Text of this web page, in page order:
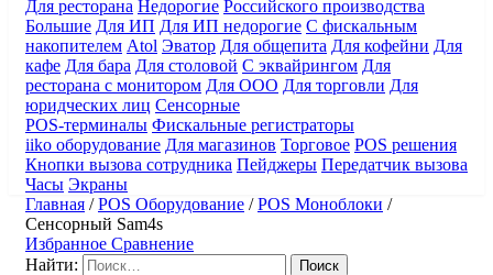
Для ресторана Недорогие Российского производства
Большие Для ИП Для ИП недорогие С фискальным
накопителем Atol Эватор Для общепита Для кофейни Для
кафе Для бара Для столовой С эквайрингом Для
ресторана с монитором Для ООО Для торговли Для
юридческих лиц Сенсорные
POS-терминалы Фискальные регистраторы
iiko оборудование Для магазинов Торговое POS решения
Кнопки вызова сотрудника Пейджеры Передатчик вызова
Часы Экраны
Главная /POS Оборудование /POS Моноблоки /
Сенсорный Sam4s
Избранное Сравнение
Найти: